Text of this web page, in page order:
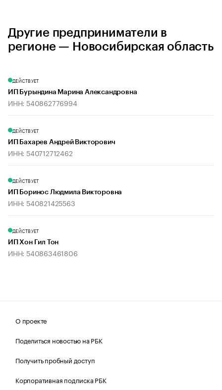
Другие предприниматели в
регионе — Новосибирская область
ДЕЙСТВУЕТ
ИП Бурындина Марина Александровна
ИНН: 540862776994
ДЕЙСТВУЕТ
ИП Бахарев Андрей Викторович
ИНН: 540712712462
ДЕЙСТВУЕТ
ИП Боринос Людмила Викторовна
ИНН: 540821425563
ДЕЙСТВУЕТ
ИП Хон Гил Тон
ИНН: 540863461806
О проекте
Поделиться новостью на РБК
Получить пробный доступ
Корпоративная подписка РБК